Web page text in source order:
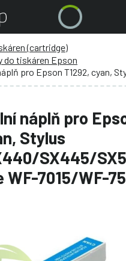
(cartridge)
do tiskáren Epson
cyan, Stylus SX435/SX440/SX445/SX52/ WorkForce
náplň pro
Stylus
SX445/
WF-7015/WF-